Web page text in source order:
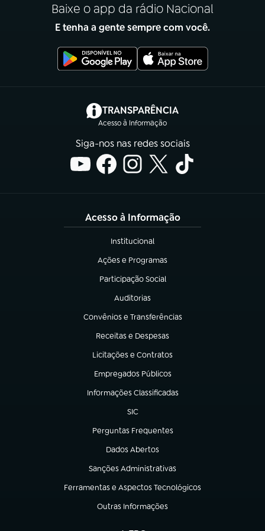
Baixe o app da rádio Nacional
E tenha a gente sempre com você.
TRANSPARÊNCIA
Acesso à Informação
(abre em nova aba)
Siga-nos nas redes sociais
Acesso à Informação
Institucional
(abre em nova aba)
Ações e Programas
(abre em nova aba)
Participação Social
(abre em nova aba)
Auditorias
(abre em nova aba)
Convênios e Transferências
(abre em nova aba)
Receitas e Despesas
(abre em nova aba)
Licitações e Contratos
(abre em nova aba)
Empregados Públicos
(abre em nova aba)
Informações Classificadas
(abre em nova aba)
SIC
(abre em nova aba)
Perguntas Frequentes
(abre em nova aba)
Dados Abertos
(abre em nova aba)
Sanções Administrativas
(abre em nova aba)
Ferramentas e Aspectos Tecnológicos
(abre em nova aba)
Outras Informações
(abre em nova aba)